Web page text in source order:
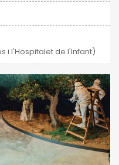
i l'Hospitalet de l'Infant)